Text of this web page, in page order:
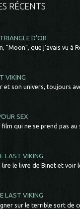
RÉCENTS
D'OR
"Moon", que j'avais vu à
VIKING
et son univers, toujours
SEX
qui ne se prend pas au
LAST VIKING
lire le livre de Binet et voir
LAST VIKING
sur le terrible sort de